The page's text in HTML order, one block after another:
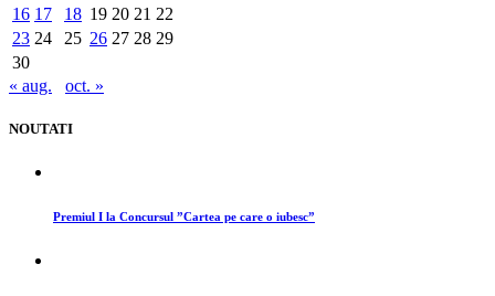
16 17 18 19 20 21 22
23 24 25 26 27 28 29
30
« aug.
oct. »
NOUTATI
Premiul I la Concursul ”Cartea pe care o iubesc”